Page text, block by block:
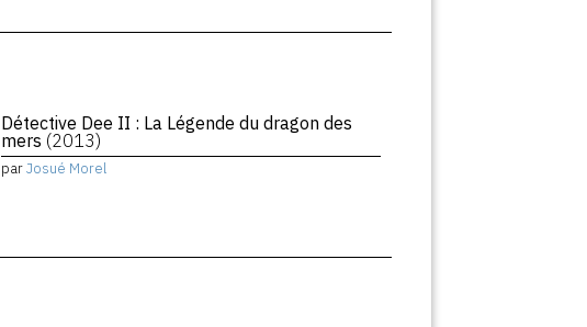
Détective Dee II : La Légende du dragon des
mers (2013)
parJosué Morel